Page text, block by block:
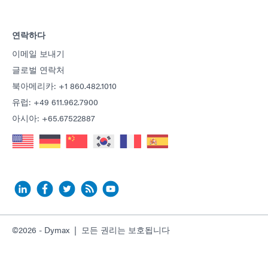
연락하다
이메일 보내기
글로벌 연락처
북아메리카: +1 860.482.1010
유럽: +49 611.962.7900
아시아: +65.67522887
©2026 - Dymax | 모든 권리는 보호됩니다